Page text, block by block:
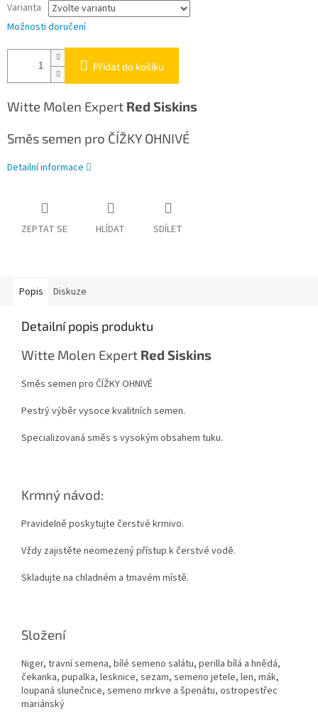
Varianta
Možnosti doručení
Přidat do košíku
Witte Molen Expert Red Siskins
Směs semen pro ČÍŽKY OHNIVÉ
Detailní informace
ZEPTAT SE HLÍDAT SDÍLET
Popis Diskuze
Detailní popis produktu
Witte Molen Expert Red Siskins
Směs semen pro ČÍŽKY OHNIVÉ
Pestrý výběr vysoce kvalitních semen.
Specializovaná směs s vysokým obsahem tuku.
Krmný návod:
Pravidelně poskytujte čerstvé krmivo.
Vždy zajistěte neomezený přístup k čerstvé vodě.
Skladujte na chladném a tmavém místě.
Složení
Niger, travní semena, bílé semeno salátu, perilla bílá a hnědá,
čekanka, pupalka, lesknice, sezam, semeno jetele, len, mák,
loupaná slunečnice, semeno mrkve a špenátu, ostropestřec
mariánský